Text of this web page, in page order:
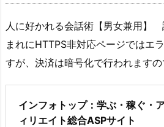
人に好かれる会話術【男女兼用】
まれにHTTPS非対応ページではエ
すが、決済は暗号化で行われます
インフォトップ：学ぶ・稼ぐ・
ィリエイト総合ASPサイト